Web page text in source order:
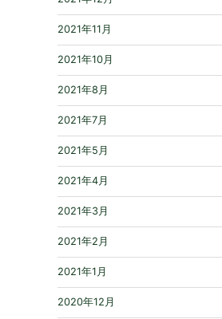
2021年11月
2021年10月
2021年8月
2021年7月
2021年5月
2021年4月
2021年3月
2021年2月
2021年1月
2020年12月